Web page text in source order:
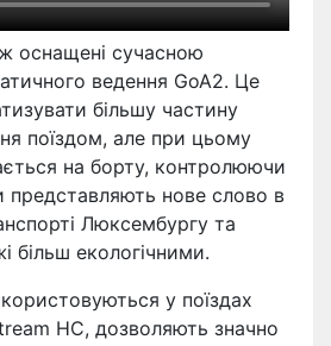
оснащені сучасною
ведення GoA2. Це
більшу частину
поїздом, але при цьому
на борту, контролюючи
представляють нове слово в
Люксембургу та
більш екологічними.
у поїздах
HC, дозволяють значно